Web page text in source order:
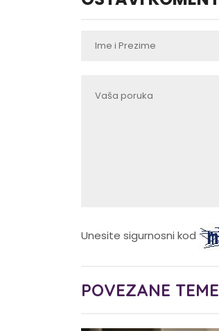
Unesite sigurnosni kod
POVEZANE TEME